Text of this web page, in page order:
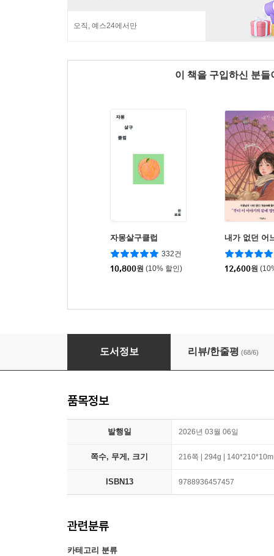
오직, 예스24에서만
이 책을 구입하신 분
자몽살구클럽
332건
10,800원 (10% 할인)
내가 없던 어
12,600원
도서정보 리뷰/한줄평 (68/6)
품목정보
발행일 2026년 03월 06일
쪽수, 무게, 크기 216쪽 | 294g |
ISBN13 9788936457457
관련분류
카테고리 분류